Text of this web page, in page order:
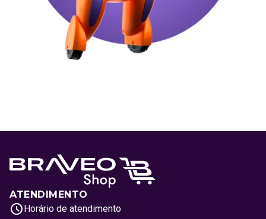
ATENDIMENTO
Horário de atendimento